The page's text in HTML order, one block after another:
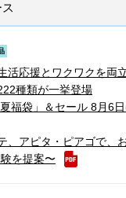
活応援とワクワクを両
種類が一挙登場
福袋」＆セール 8月6
、アピタ・ピアゴで、
を提案〜